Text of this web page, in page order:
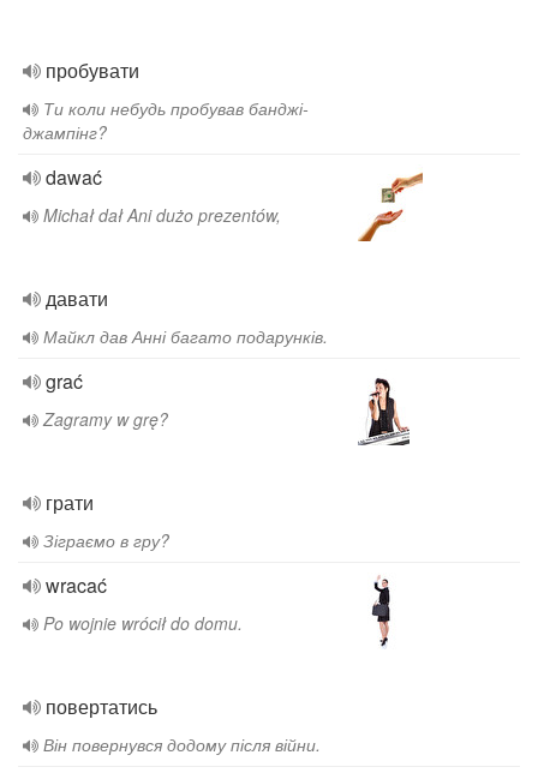
пробувати
Ти коли небудь пробував банджі-
джампінг?
dawać
Michał dał Ani dużo prezentów,
давати
Майкл дав Анні багато подарунків.
grać
Zagramy w grę?
грати
Зіграємо в гру?
wracać
Po wojnie wrócił do domu.
повертатись
Він повернувся додому після війни.